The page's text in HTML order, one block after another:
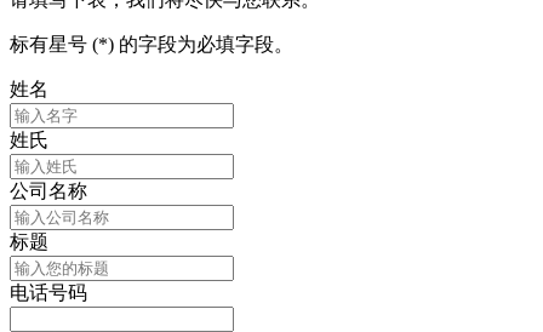
标有星号 (*) 的字段为必填字段。
姓名
姓氏
公司名称
标题
电话号码